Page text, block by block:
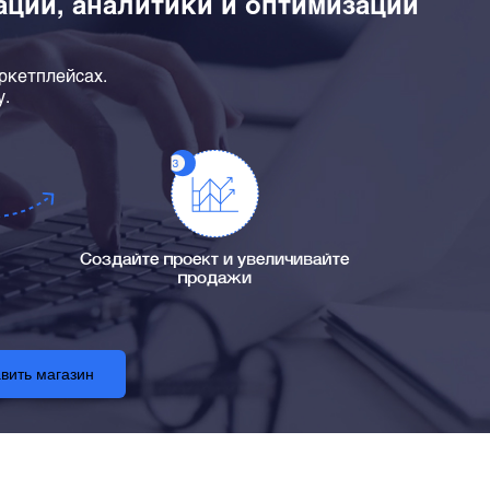
Создайте проект и увеличивайте
продажи
магазин